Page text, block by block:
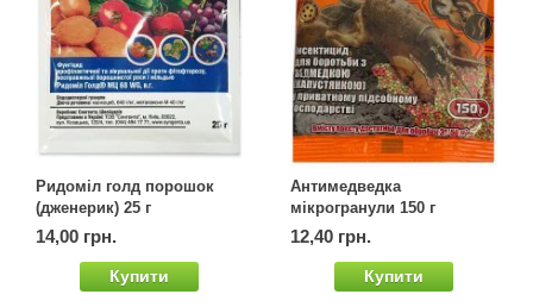
Ридоміл голд порошок
(дженерик) 25 г
14,00 грн.
Купити
Антимедведка
мікрогранули 150 г
12,40 грн.
Купити